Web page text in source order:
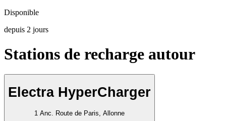
Disponible
depuis 2 jours
Stations de recharge autour
Electra HyperCharger
1 Anc. Route de Paris, Allonne